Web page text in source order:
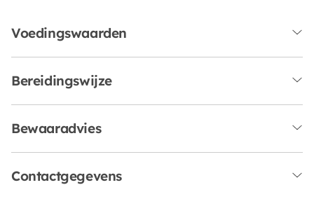
Voedingswaarden
Bereidingswijze
Bewaaradvies
Contactgegevens